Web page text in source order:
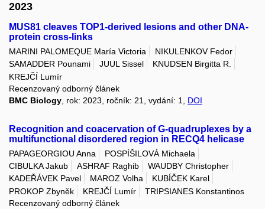
2023
MUS81 cleaves TOP1‑derived lesions and other DNA-
protein cross‑links
MARINI PALOMEQUE María Victoria
NIKULENKOV Fedor
SAMADDER Pounami
JUUL Sissel
KNUDSEN Birgitta R.
KREJČÍ Lumír
Recenzovaný odborný článek
BMC Biology , rok: 2023, ročník: 21, vydání: 1, DOI
Recognition and coacervation of G-quadruplexes by a
multifunctional disordered region in RECQ4 helicase
PAPAGEORGIOU Anna
POSPÍŠILOVÁ Michaela
CIBULKA Jakub
ASHRAF Raghib
WAUDBY Christopher
KADEŘÁVEK Pavel
MAROZ Volha
KUBÍČEK Karel
PROKOP Zbyněk
KREJČÍ Lumír
TRIPSIANES Konstantinos
Recenzovaný odborný článek